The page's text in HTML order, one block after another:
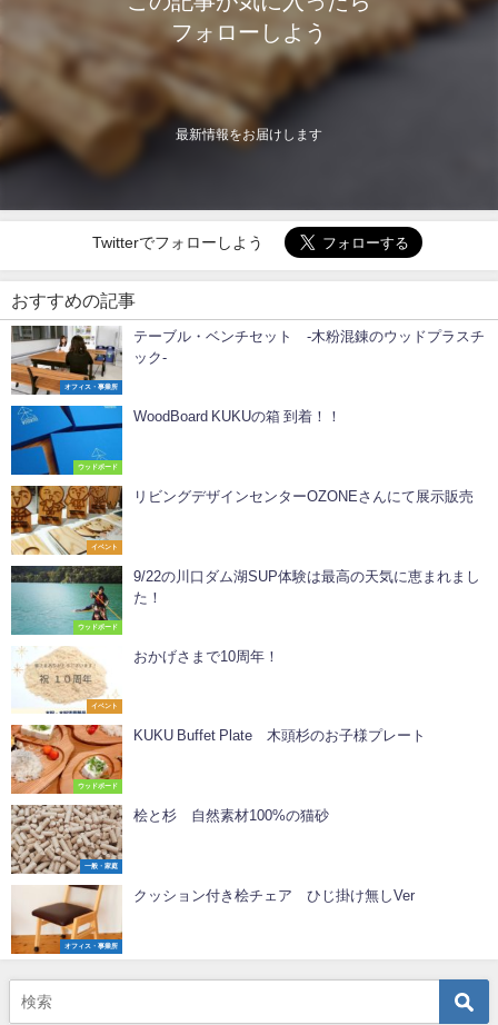
フォローしよう
最新情報をお届けします
Twitterでフォローしよう
おすすめの記事
オフィス・事業所
テーブル・ベンチセット -木粉混錬のウッドプラスチ
ック-
ウッドボード
WoodBoard KUKUの箱 到着！！
イベント
リビングデザインセンターOZONEさんにて展示販売
ウッドボード
9/22の川口ダム湖SUP体験は最高の天気に恵まれまし
た！
イベント
おかげさまで10周年！
ウッドボード
KUKU Buffet Plate 木頭杉のお子様プレート
一般・家庭
桧と杉 自然素材100%の猫砂
オフィス・事業所
クッション付き桧チェア ひじ掛け無しVer